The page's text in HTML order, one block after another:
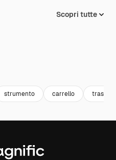
Scopri tutte
strumento carrello